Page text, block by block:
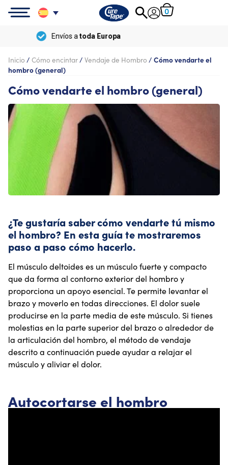
0
Envíogratisa partir de
Inicio / Cómo encintar/ Vendaje de Hombro / Cómo vendarte el
hombro (general)
Cómo vendarte el hombro (general)
¿Te gustaría saber cómo vendarte tú mismo
el hombro? En esta guía te mostraremos
paso a paso cómo hacerlo.
El músculo deltoides es un músculo fuerte y compacto
que da forma al contorno exterior del hombro y
proporciona un apoyo esencial. Te permite levantar el
brazo y moverlo en todas direcciones. El dolor suele
producirse en la parte media de este músculo. Si tienes
molestias en la parte superior del brazo o alrededor de
la articulación del hombro, el método de vendaje
descrito a continuación puede ayudar a relajar el
músculo y aliviar el dolor.
Autocortarse el hombro